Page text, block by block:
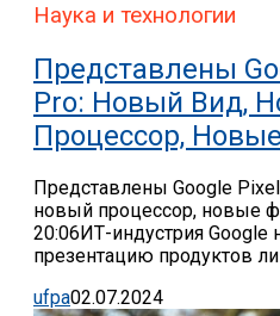
Наука и технологии
Представлены
Pro: Новый Вид,
Процессор,
Представлены Google
новый процессор, новые
20:06ИТ-индустрия Google
презентацию продуктов
ufpa02.07.2024